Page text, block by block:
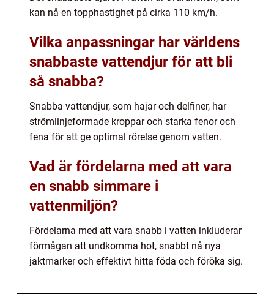
kan nå en topphastighet på cirka 110 km/h.
Vilka anpassningar har världens
snabbaste vattendjur för att bli
så snabba?
Snabba vattendjur, som hajar och delfiner, har
strömlinjeformade kroppar och starka fenor och
fena för att ge optimal rörelse genom vatten.
Vad är fördelarna med att vara
en snabb simmare i
vattenmiljön?
Fördelarna med att vara snabb i vatten inkluderar
förmågan att undkomma hot, snabbt nå nya
jaktmarker och effektivt hitta föda och föröka sig.